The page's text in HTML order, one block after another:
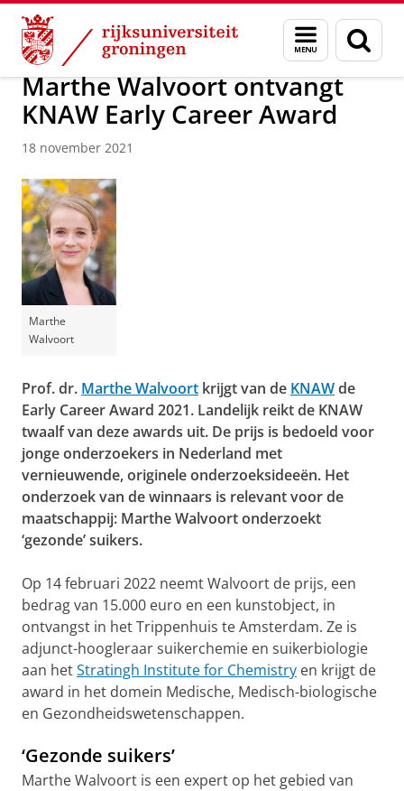
Skip
Content
Skip
Navigation
Menu
en
zoeken
Onderzoek Stratingh Institute for Chemistry
Marthe Walvoort ontvangt
KNAW Early Career Award
18 november 2021
Marthe
Walvoort
Prof. dr. Marthe Walvoort krijgt van de KNAWde
Early Career Award 2021. Landelijk reikt de KNAW
twaalf van deze awards uit. De prijs is bedoeld voor
jonge onderzoekers in Nederland met
vernieuwende, originele onderzoeksideeën. Het
onderzoek van de winnaars is relevant voor de
maatschappij: Marthe Walvoort onderzoekt
‘gezonde’ suikers.
Op 14 februari 2022 neemt Walvoort de prijs, een
bedrag van 15.000 euro en een kunstobject, in
ontvangst in het Trippenhuis te Amsterdam. Ze is
adjunct-hoogleraar suikerchemie en suikerbiologie
aan hetStratingh Institute for Chemistry en krijgt de
award in het domein Medische, Medisch-biologische
en Gezondheidswetenschappen.
‘Gezonde suikers’
Marthe Walvoort is een expert op het gebied van